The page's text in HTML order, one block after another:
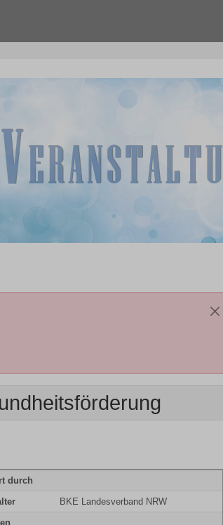
durch
BKE Landesverband NRW